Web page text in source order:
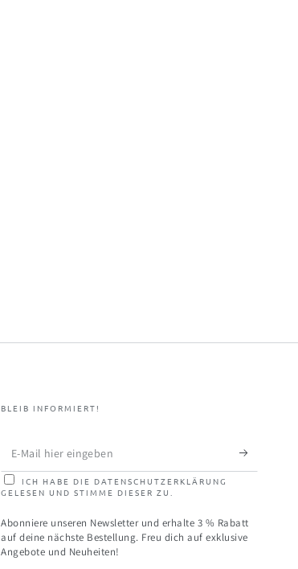
BLEIB INFORMIERT!
E-
Mail
hier
eingeben
ICH HABE DIE DATENSCHUTZERKLÄRUNG
GELESEN UND STIMME DIESER ZU.
Abonniere unseren Newsletter und erhalte 3 % Rabatt
auf deine nächste Bestellung. Freu dich auf exklusive
Angebote und Neuheiten!